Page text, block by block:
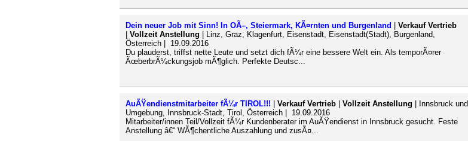
Dein neuer Job mit Sinn! In OÃ–, Steiermark, KÃ¤rnten und Burgenland
Verkauf Vertrieb
Vollzeit Anstellung | Linz, Graz, Klagenfurt, Eisenstadt, Eisenstadt(Stadt), Burgenland,
Österreich | 19.09.2016
Du plauderst, triffst nette Leute und setzt dich fÃ¼r eine bessere Welt ein. Als temporÃ¤rer
ÃœberbrÃ¼ckungsjob mÃ¶glich. Perfekte Deutsc...
AuÃŸendienstmitarbeiter fÃ¼r TIROL!!! Verkauf Vertrieb Vollzeit Anstellung | Innsbruck und
Umgebung, Innsbruck-Stadt, Tirol, Österreich | 19.09.2016
Mitarbeiter/innen Teil/Vollzeit fÃ¼r Kundenberater im AuÃŸendienst in Innsbruck gesucht. Feste
Anstellung â€“ WÃ¶chentliche Auszahlung und zusÃ¤...